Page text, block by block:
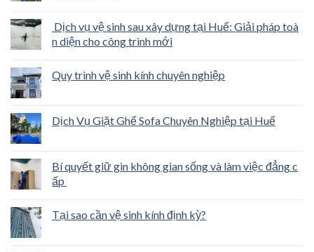
Dịch vụ vệ sinh sau xây dựng tại Huế: Giải pháp toà
n diện cho công trình mới
Quy trình vệ sinh kính chuyên nghiệp
Dịch Vụ Giặt Ghế Sofa Chuyên Nghiệp tại Huế
Bí quyết giữ gìn không gian sống và làm việc đẳng c
ấp
Tại sao cần vệ sinh kính định kỳ?